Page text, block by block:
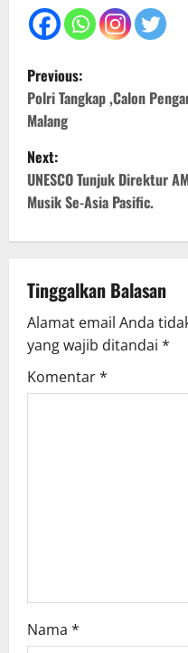
P
o
s
t
n
v
i
g
Previous:
Polri Tangkap ,Calon
Malang
Next:
UNESCO Tunjuk Direktur
Musik Se-Asia Pasific.
Tinggalkan Balasan
Alamat email Anda
yang wajib ditandai *
Komentar*
Nama *